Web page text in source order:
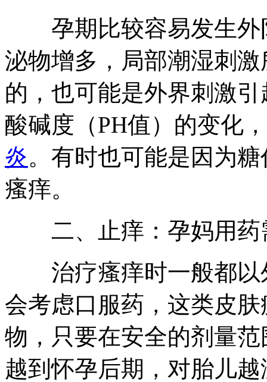
孕期比较容易发生外
泌物增多，局部潮湿刺
的，也可能是外界刺激
酸碱度（PH值）的变化
炎。有时也可能是因为
瘙痒。
二、止痒：孕妈用药
治疗瘙痒时一般都以
会考虑口服药，这类皮
物，只要在安全的剂量
越到怀孕后期，对胎儿